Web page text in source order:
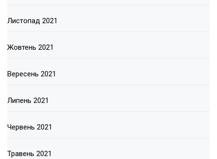
Листопад 2021
Жовтень 2021
Вересень 2021
Липень 2021
Червень 2021
Травень 2021